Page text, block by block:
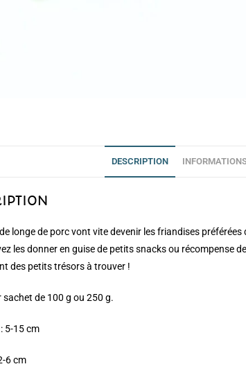
DESCRIPTION
longe de porc vont vite devenir les friandises
les donner en guise de petits snacks ou récompense
des petits trésors à trouver !
sachet de 100 g ou 250 g.
5-15 cm
6 cm